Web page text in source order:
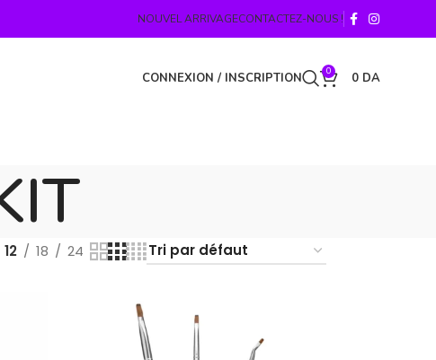
NOUVEL ARRIVAGECONTACTEZ-NOUS !
CONNEXION / INSCRIPTION 0 0 DA
12 18 24